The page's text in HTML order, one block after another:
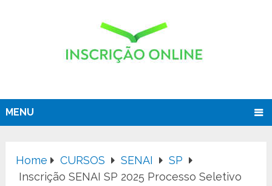
MENU
Home CURSOS SENAI
SP
Inscrição SENAI SP 2025 Processo Seletivo